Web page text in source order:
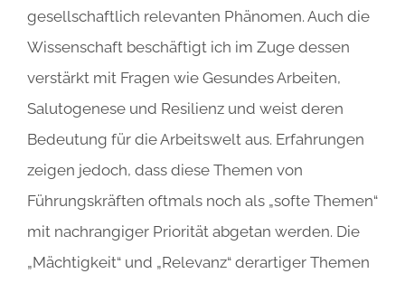
gesellschaftlich relevanten Phänomen. Auch die
Wissenschaft beschäftigt ich im Zuge dessen
verstärkt mit Fragen wie Gesundes Arbeiten,
Salutogenese und Resilienz und weist deren
Bedeutung für die Arbeitswelt aus. Erfahrungen
zeigen jedoch, dass diese Themen von
Führungskräften oftmals noch als „softe Themen“
mit nachrangiger Priorität abgetan werden. Die
„Mächtigkeit“ und „Relevanz“ derartiger Themen